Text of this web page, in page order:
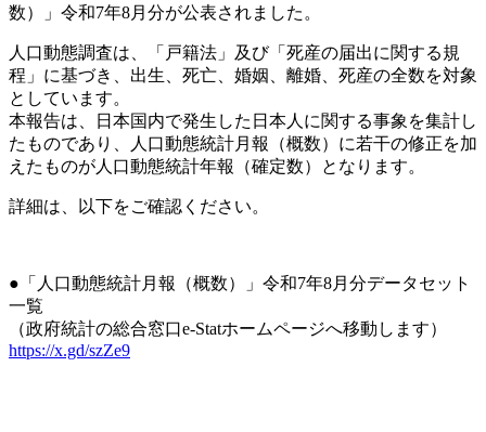
数）」令和7年8月分が公表されました。
人口動態調査は、「戸籍法」及び「死産の届出に関する規
程」に基づき、出生、死亡、婚姻、離婚、死産の全数を対象
としています。
本報告は、日本国内で発生した日本人に関する事象を集計し
たものであり、人口動態統計月報（概数）に若干の修正を加
えたものが人口動態統計年報（確定数）となります。
詳細は、以下をご確認ください。
●「人口動態統計月報（概数）」令和7年8月分データセット
一覧
（政府統計の総合窓口e-Statホームページへ移動します）
https://x.gd/szZe9